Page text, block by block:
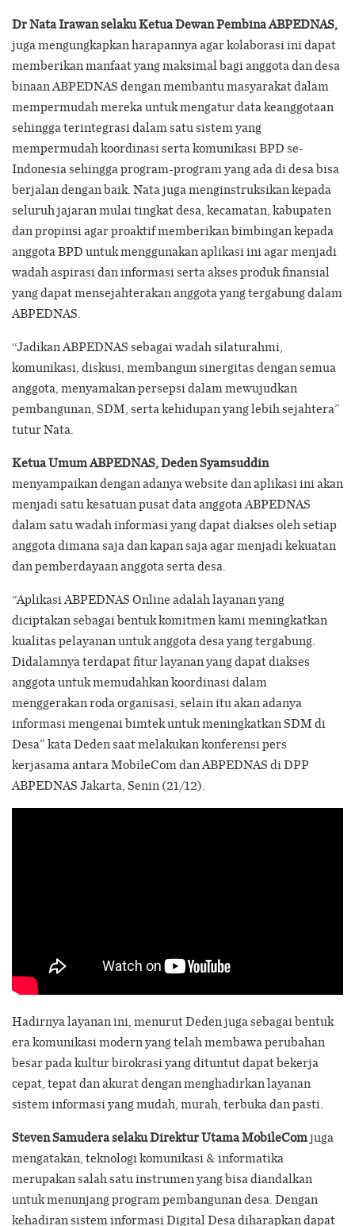
Dr Nata Irawan selaku Ketua Dewan Pembina ABPEDNAS,
juga mengungkapkan harapannya agar kolaborasi ini dapat
memberikan manfaat yang maksimal bagi anggota dan desa
binaan ABPEDNAS dengan membantu masyarakat dalam
mempermudah mereka untuk mengatur data keanggotaan
sehingga terintegrasi dalam satu sistem yang
mempermudah koordinasi serta komunikasi BPD se-
Indonesia sehingga program-program yang ada di desa bisa
berjalan dengan baik. Nata juga menginstruksikan kepada
seluruh jajaran mulai tingkat desa, kecamatan, kabupaten
dan propinsi agar proaktif memberikan bimbingan kepada
anggota BPD untuk menggunakan aplikasi ini agar menjadi
wadah aspirasi dan informasi serta akses produk finansial
yang dapat mensejahterakan anggota yang tergabung dalam
ABPEDNAS.
“Jadikan ABPEDNAS sebagai wadah silaturahmi,
komunikasi, diskusi, membangun sinergitas dengan semua
anggota, menyamakan persepsi dalam mewujudkan
pembangunan, SDM, serta kehidupan yang lebih sejahtera”
tutur Nata.
Ketua Umum ABPEDNAS, Deden Syamsuddin
menyampaikan dengan adanya website dan aplikasi ini akan
menjadi satu kesatuan pusat data anggota ABPEDNAS
dalam satu wadah informasi yang dapat diakses oleh setiap
anggota dimana saja dan kapan saja agar menjadi kekuatan
dan pemberdayaan anggota serta desa.
“Aplikasi ABPEDNAS Online adalah layanan yang
diciptakan sebagai bentuk komitmen kami meningkatkan
kualitas pelayanan untuk anggota desa yang tergabung.
Didalamnya terdapat fitur layanan yang dapat diakses
anggota untuk memudahkan koordinasi dalam
menggerakan roda organisasi, selain itu akan adanya
informasi mengenai bimtek untuk meningkatkan SDM di
Desa” kata Deden saat melakukan konferensi pers
kerjasama antara MobileCom dan ABPEDNAS di DPP
ABPEDNAS Jakarta, Senin (21/12).
Hadirnya layanan ini, menurut Deden juga sebagai bentuk
era komunikasi modern yang telah membawa perubahan
besar pada kultur birokrasi yang dituntut dapat bekerja
cepat, tepat dan akurat dengan menghadirkan layanan
sistem informasi yang mudah, murah, terbuka dan pasti.
Steven Samudera selaku Direktur Utama MobileComjuga
mengatakan, teknologi komunikasi & informatika
merupakan salah satu instrumen yang bisa diandalkan
untuk menunjang program pembangunan desa. Dengan
kehadiran sistem informasi Digital Desa diharapkan dapat